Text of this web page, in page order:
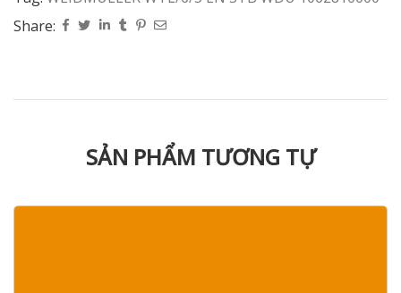
Share:
SẢN PHẨM TƯƠNG TỰ